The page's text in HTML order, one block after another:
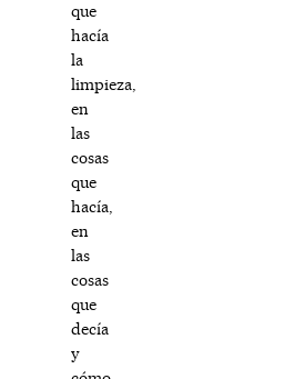
que
hacía
la
limpieza,
en
las
cosas
que
hacía,
en
las
cosas
que
decía
y